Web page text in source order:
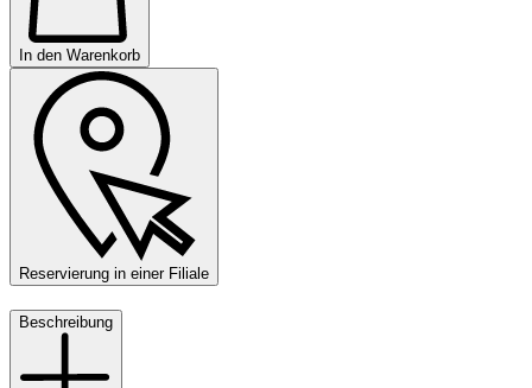
In den Warenkorb
Reservierung in einer Filiale
Beschreibung